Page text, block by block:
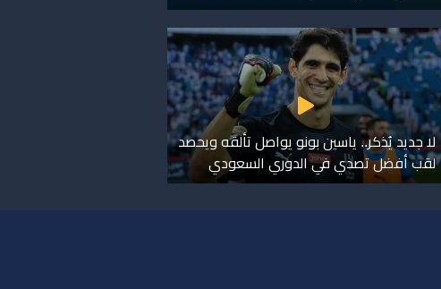
لا جديد يُذكر.. ياسين بونو يواصل تألقه ويحصد
لقب أفضل تصدي في الدوري السعودي